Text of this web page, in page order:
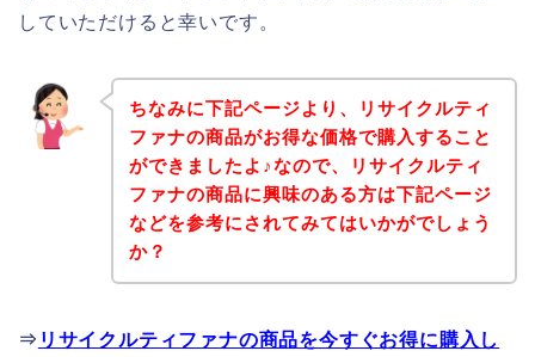
していただけると幸いです。
ちなみに下記ページより、リサイクルティ
ファナの商品がお得な価格で購入すること
ができましたよ♪なので、リサイクルティ
ファナの商品に興味のある方は下記ページ
などを参考にされてみてはいかがでしょう
か？
⇒ リサイクルティファナの商品を今すぐお得に購入し